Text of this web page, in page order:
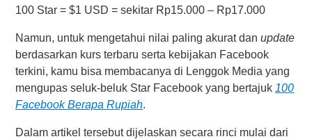
100 Star = $1 USD = sekitar Rp15.000 – Rp17.000
Namun, untuk mengetahui nilai paling akurat dan update
berdasarkan kurs terbaru serta kebijakan Facebook
terkini, kamu bisa membacanya di Lenggok Media yang
mengupas seluk-beluk Star Facebook yang bertajuk 100
Facebook Berapa Rupiah.
Dalam artikel tersebut dijelaskan secara rinci mulai dari